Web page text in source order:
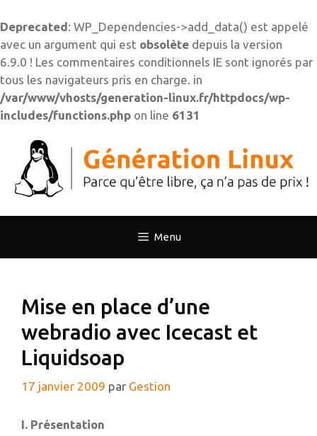
Deprecated: WP_Dependencies->add_data() est appelé
avec un argument qui est obsolète depuis la version
6.9.0 ! Les commentaires conditionnels IE sont ignorés par
tous les navigateurs pris en charge. in
/var/www/vhosts/generation-linux.fr/httpdocs/wp-
includes/functions.php on line 6131
contenu
Menu
Mise en place d’une
webradio avec Icecast et
Liquidsoap
17 janvier 2009 par Gestion
I. Présentation